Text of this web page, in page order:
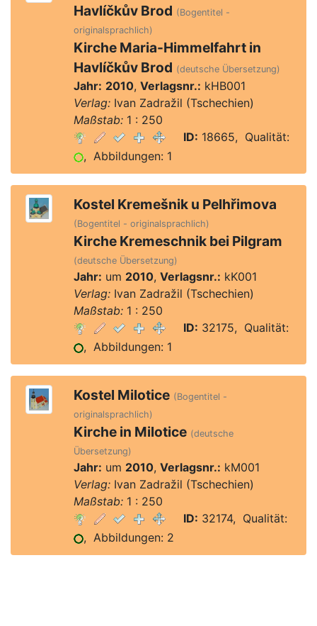
Havlíčkův Brod (Bogentitel -
originalsprachlich)
Kirche Maria-Himmelfahrt in
Havlíčkův Brod (deutsche Übersetzung)
Jahr: 2010, Verlagsnr.: kHB001
Verlag:Ivan Zadražil (Tschechien)
Maßstab:1 : 250
ID: 18665, Qualität:
, Abbildungen: 1
Kostel Kremešnik u Pelhřimova
(Bogentitel - originalsprachlich)
Kirche Kremeschnik bei Pilgram
(deutsche Übersetzung)
Jahr: um 2010, Verlagsnr.: kK001
Verlag:Ivan Zadražil (Tschechien)
Maßstab:1 : 250
ID: 32175, Qualität:
, Abbildungen: 1
Kostel Milotice (Bogentitel -
originalsprachlich)
Kirche in Milotice (deutsche
Übersetzung)
Jahr: um 2010, Verlagsnr.: kM001
Verlag:Ivan Zadražil (Tschechien)
Maßstab:1 : 250
ID: 32174, Qualität:
, Abbildungen: 2